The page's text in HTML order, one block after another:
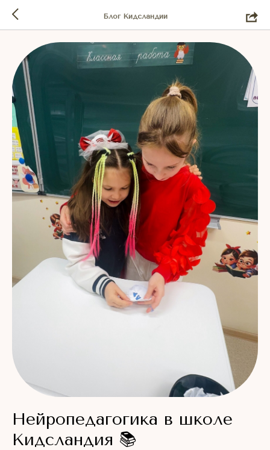
Блог Кидсландии
Нейропедагогика в школе
Кидсландия 📚